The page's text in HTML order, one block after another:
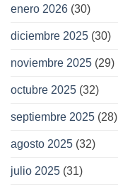
enero 2026 (30)
diciembre 2025 (30)
noviembre 2025 (29)
octubre 2025 (32)
septiembre 2025 (28)
agosto 2025 (32)
julio 2025 (31)